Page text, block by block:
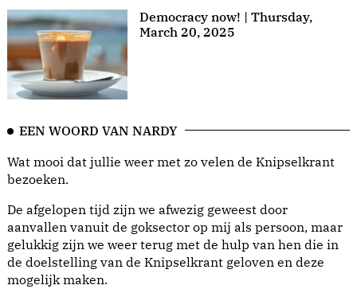
Democracy now! | Thursday,
March 20, 2025
EEN WOORD VAN NARDY
Wat mooi dat jullie weer met zo velen de Knipselkrant
bezoeken.
De afgelopen tijd zijn we afwezig geweest door
aanvallen vanuit de goksector op mij als persoon, maar
gelukkig zijn we weer terug met de hulp van hen die in
de doelstelling van de Knipselkrant geloven en deze
mogelijk maken.